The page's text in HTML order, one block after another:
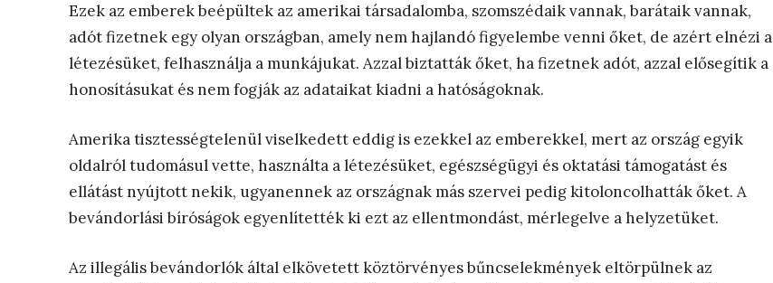
Ezek az emberek beépültek az amerikai társadalomba, szomszédaik vannak, barátaik vannak,
adót fizetnek egy olyan országban, amely nem hajlandó figyelembe venni őket, de azért elnézi a
létezésüket, felhasználja a munkájukat. Azzal biztatták őket, ha fizetnek adót, azzal elősegítik a
honosításukat és nem fogják az adataikat kiadni a hatóságoknak.
Amerika tisztességtelenül viselkedett eddig is ezekkel az emberekkel, mert az ország egyik
oldalról tudomásul vette, használta a létezésüket, egészségügyi és oktatási támogatást és
ellátást nyújtott nekik, ugyanennek az országnak más szervei pedig kitoloncolhatták őket. A
bevándorlási bíróságok egyenlítették ki ezt az ellentmondást, mérlegelve a helyzetüket.
Az illegális bevándorlók által elkövetett köztörvényes bűncselekmények eltörpülnek az